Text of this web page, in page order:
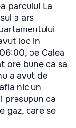
parcului La
a ars
loc in
pe Calea
ore bune ca sa
a avut de
niciun
presupun ca
gaz, care se